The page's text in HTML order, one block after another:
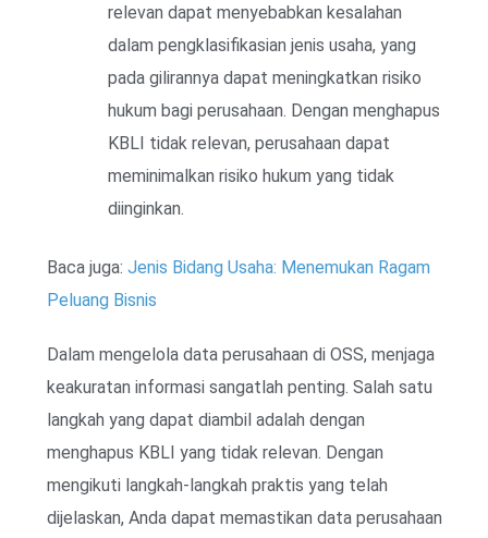
relevan dapat menyebabkan kesalahan
dalam pengklasifikasian jenis usaha, yang
pada gilirannya dapat meningkatkan risiko
hukum bagi perusahaan. Dengan menghapus
KBLI tidak relevan, perusahaan dapat
meminimalkan risiko hukum yang tidak
diinginkan.
Baca juga: Jenis Bidang Usaha: Menemukan Ragam
Peluang Bisnis
Dalam mengelola data perusahaan di OSS, menjaga
keakuratan informasi sangatlah penting. Salah satu
langkah yang dapat diambil adalah dengan
menghapus KBLI yang tidak relevan. Dengan
mengikuti langkah-langkah praktis yang telah
dijelaskan, Anda dapat memastikan data perusahaan